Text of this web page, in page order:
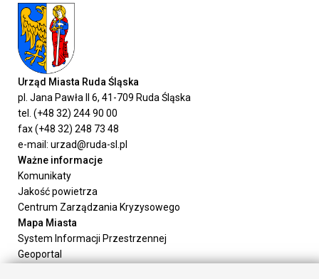
Urząd Miasta Ruda Śląska
pl. Jana Pawła II 6, 41-709 Ruda Śląska
tel. (+48 32) 244 90 00
fax (+48 32) 248 73 48
e-mail: urzad@ruda-sl.pl
Ważne informacje
Komunikaty
Jakość powietrza
Centrum Zarządzania Kryzysowego
Mapa Miasta
System Informacji Przestrzennej
Geoportal